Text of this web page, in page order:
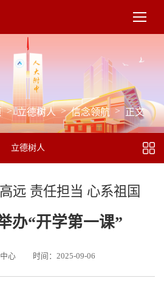
> 立德树人 > 信念领航 > 正文
立德树人
远 责任担当 心系祖国
办“开学第一课”
心 时间：2025-09-06